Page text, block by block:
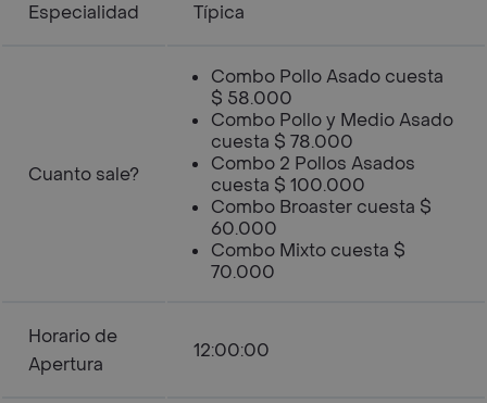
Especialidad Típica
Cuanto sale?
Combo Pollo Asado cuesta
$ 58.000
Combo Pollo y Medio Asado
cuesta $ 78.000
Combo 2 Pollos Asados
cuesta $ 100.000
Combo Broaster cuesta $
60.000
Combo Mixto cuesta $
70.000
Horario de
Apertura
12:00:00